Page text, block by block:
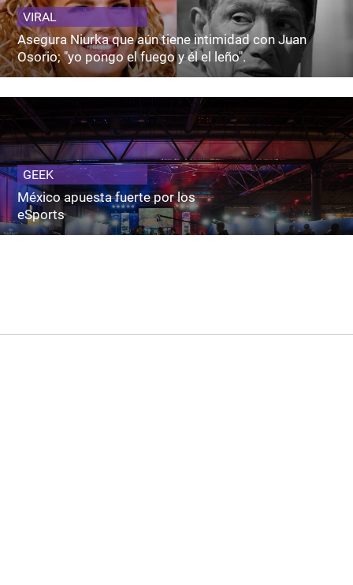
VIRAL
Asegura Niurka que aún tiene intimidad con Juan
Osorio; "yo pongo el fuego y él el leño".
GEEK
México apuesta fuerte por los
eSports